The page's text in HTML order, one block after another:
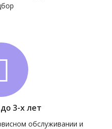
3-х лет
обслуживании и